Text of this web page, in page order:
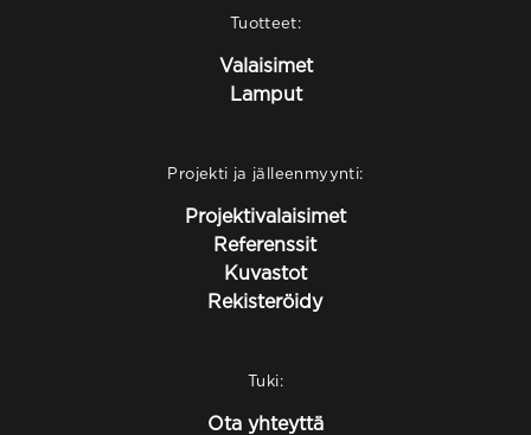
Tuotteet:
Valaisimet
Lamput
Projekti ja jälleenmyynti:
Projektivalaisimet
Referenssit
Kuvastot
Rekisteröidy
Tuki:
Ota yhteyttä